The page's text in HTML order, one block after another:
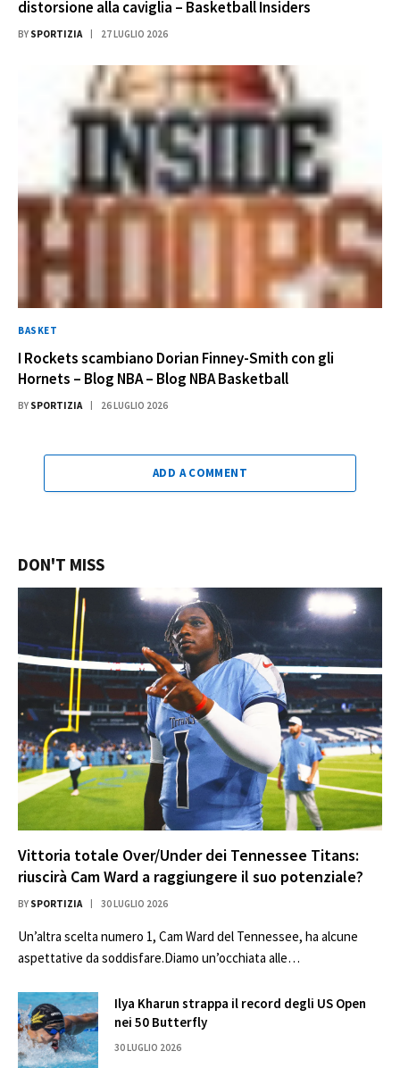
distorsione alla caviglia – Basketball Insiders
BY SPORTIZIA 27 LUGLIO 2026
BASKET
I Rockets scambiano Dorian Finney-Smith con gli
Hornets – Blog NBA – Blog NBA Basketball
BY SPORTIZIA 26 LUGLIO 2026
ADD A COMMENT
DON'T MISS
Vittoria totale Over/Under dei Tennessee Titans:
riuscirà Cam Ward a raggiungere il suo potenziale?
BY SPORTIZIA 30 LUGLIO 2026
Un’altra scelta numero 1, Cam Ward del Tennessee, ha alcune
aspettative da soddisfare.Diamo un’occhiata alle…
Ilya Kharun strappa il record degli US Open
nei 50 Butterfly
30 LUGLIO 2026